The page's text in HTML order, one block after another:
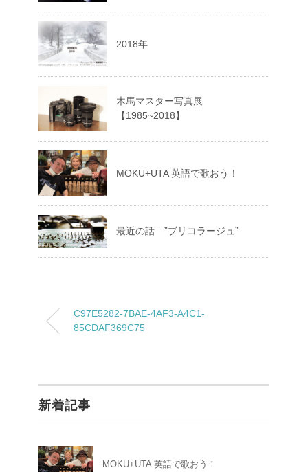
2018年
木馬マスター写真展
【1985~2018】
MOKU+UTA 英語で歌おう！
最近の話 ”ブリコラージュ”
C97E5282-7BAE-4AF3-A4C1-
85CDAF369C75
新着記事
MOKU+UTA 英語で歌おう！